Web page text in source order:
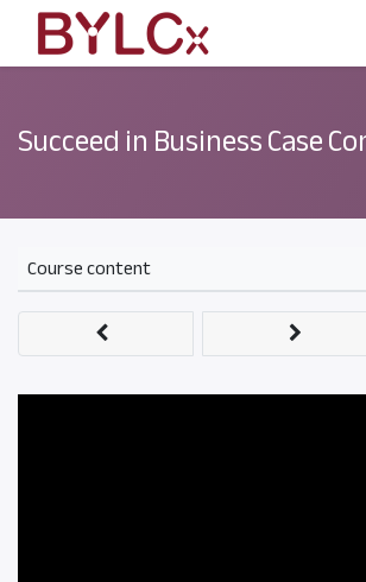
Succeed in Business Case
Course content